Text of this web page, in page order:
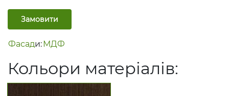
Замовити
Фасади:МДФ
Кольори матеріалів: